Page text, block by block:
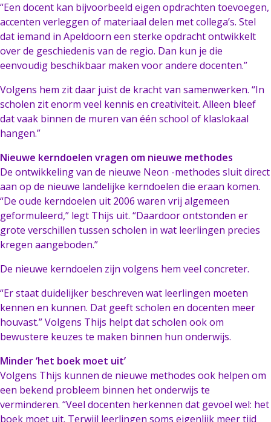
“Een docent kan bijvoorbeeld eigen opdrachten toevoegen,
accenten verleggen of materiaal delen met collega’s. Stel
dat iemand in Apeldoorn een sterke opdracht ontwikkelt
over de geschiedenis van de regio. Dan kun je die
eenvoudig beschikbaar maken voor andere docenten.”
Volgens hem zit daar juist de kracht van samenwerken. “In
scholen zit enorm veel kennis en creativiteit. Alleen bleef
dat vaak binnen de muren van één school of klaslokaal
hangen.”
Nieuwe kerndoelen vragen om nieuwe methodes
De ontwikkeling van de nieuwe Neon -methodes sluit direct
aan op de nieuwe landelijke kerndoelen die eraan komen.
“De oude kerndoelen uit 2006 waren vrij algemeen
geformuleerd,” legt Thijs uit. “Daardoor ontstonden er
grote verschillen tussen scholen in wat leerlingen precies
kregen aangeboden.”
De nieuwe kerndoelen zijn volgens hem veel concreter.
“Er staat duidelijker beschreven wat leerlingen moeten
kennen en kunnen. Dat geeft scholen en docenten meer
houvast.” Volgens Thijs helpt dat scholen ook om
bewustere keuzes te maken binnen hun onderwijs.
Minder ‘het boek moet uit’
Volgens Thijs kunnen de nieuwe methodes ook helpen om
een bekend probleem binnen het onderwijs te
verminderen. “Veel docenten herkennen dat gevoel wel: het
boek moet uit. Terwijl leerlingen soms eigenlijk meer tijd